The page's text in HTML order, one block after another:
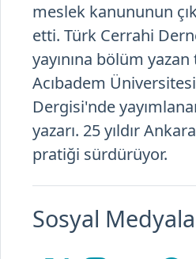
meslek kanununun
etti. Türk Cerrahi
yayınına bölüm
Acıbadem
Dergisi'nde
yazarı. 25 yıldır
pratiği sürdürüyor.
Sosyal